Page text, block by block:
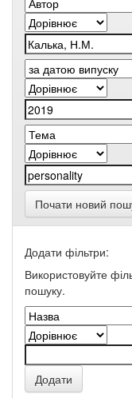
Почати новий
Додати фільтри:
Використовуйте
пошуку.